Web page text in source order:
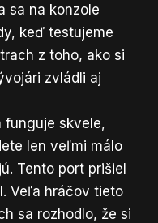
sa na konzole
keď testujeme
z toho, ako si
zvládli aj
funguje skvele,
len veľmi málo
Tento port prišiel
Veľa hráčov tieto
sa rozhodlo, že si